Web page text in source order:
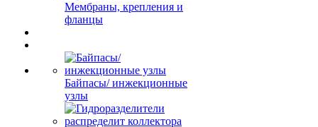
Мембраны, крепления и
фланцы
Байпасы/ инжекционные
узлы